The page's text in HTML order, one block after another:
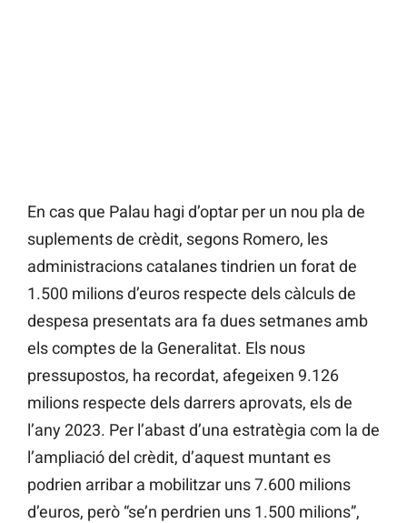
En cas que Palau hagi d’optar per un nou pla de
suplements de crèdit, segons Romero, les
administracions catalanes tindrien un forat de
1.500 milions d’euros respecte dels càlculs de
despesa presentats ara fa dues setmanes amb
els comptes de la Generalitat. Els nous
pressupostos, ha recordat, afegeixen 9.126
milions respecte dels darrers aprovats, els de
l’any 2023. Per l’abast d’una estratègia com la de
l’ampliació del crèdit, d’aquest muntant es
podrien arribar a mobilitzar uns 7.600 milions
d’euros, però “se’n perdrien uns 1.500 milions”,